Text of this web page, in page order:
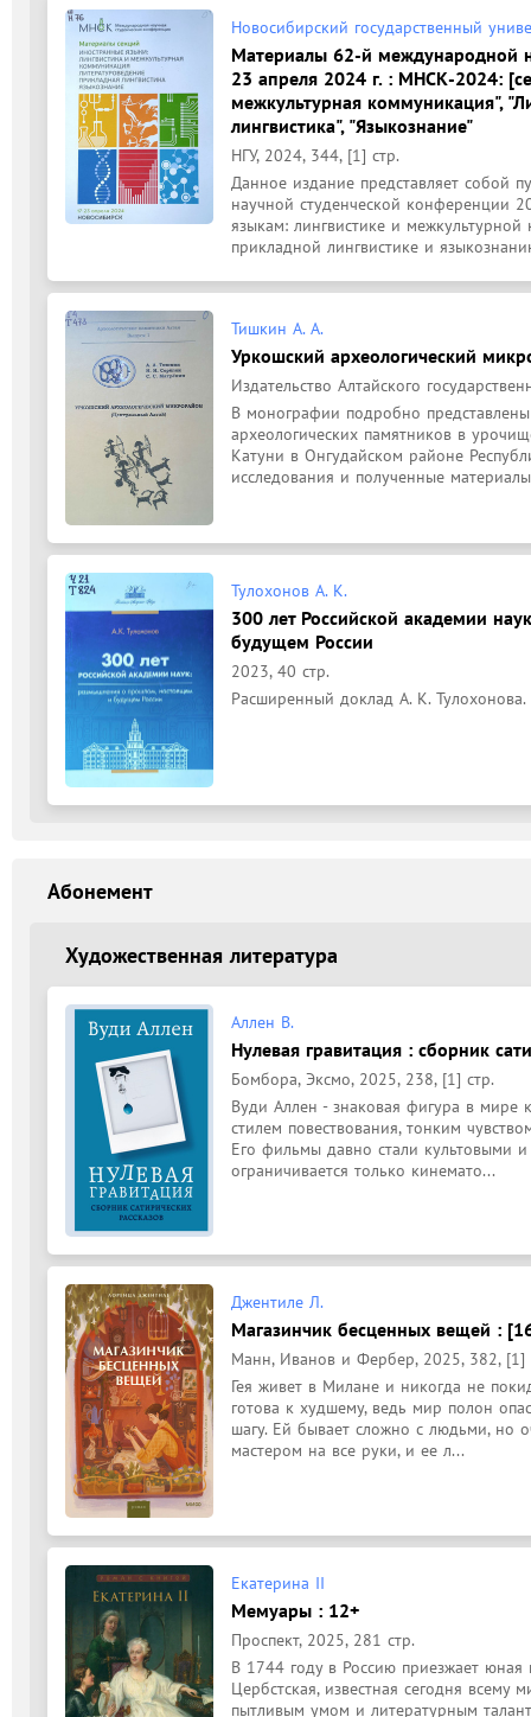
Новосибирский государственный
Материалы 62-й международной
23 апреля 2024 г. : МНСК-2024:
межкультурная коммуникация",
лингвистика", "Языкознание"
НГУ, 2024, 344, [1] стр.
Данное издание представляет собой
научной студенческой конференции
языкам: лингвистике и
прикладной лингвистике и
Тишкин А. А.
Уркошский археологический
Издательство Алтайского
В монографии подробно
археологических памятников в
Катуни в Онгудайском районе
исследования и полученные
Тулохонов А. К.
300 лет Российской академии
будущем России
2023, 40 стр.
Расширенный доклад А. К. Тулохонова.
Абонемент
Художественная литература
Аллен В.
Нулевая гравитация : сборник
Бомбора, Эксмо, 2025, 238, [1] стр.
Вуди Аллен - знаковая фигура в мире
стилем повествования, тонким
Его фильмы давно стали культовыми
ограничивается только кинемато...
Джентиле Л.
Магазинчик бесценных вещей :
Манн, Иванов и Фербер, 2025, 382, [1]
Гея живет в Милане и никогда не
готова к худшему, ведь мир полон
шагу. Ей бывает сложно с людьми, но
мастером на все руки, и ее л...
Екатерина II
Мемуары : 12+
Проспект, 2025, 281 стр.
В 1744 году в Россию приезжает юная
Цербстская, известная сегодня
пытливым умом и литературным